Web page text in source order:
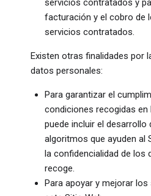
facturación y el cobro de
servicios contratados.
Existen otras finalidades por
datos personales:
Para garantizar el
condiciones recogidas en
puede incluir el desarrollo
algoritmos que ayuden al
la confidencialidad de los
recoge.
Para apoyar y mejorar